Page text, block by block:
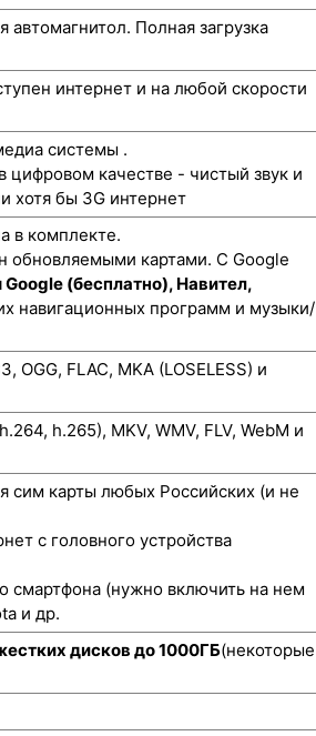
Полная загрузка
интернет и на любой скорости
системы .
цифровом качестве - чистый звук и
хотя бы 3G интернет
в комплекте.
обновляемыми картами. С Google
(бесплатно), Навител,
навигационных программ и музыки/
FLAC, MKA (LOSELESS) и
h.265), MKV, WMV, FLV, WebM и
сим карты любых Российских (и не
с головного устройства
смартфона (нужно включить на нем
и др.
дисков до 1000ГБ(некоторые